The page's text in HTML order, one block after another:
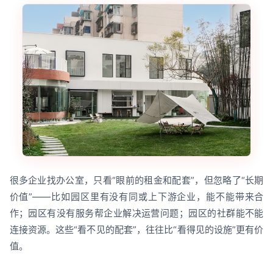
很多企业找办公室，只看“眼前的租金和配套”，但忽略了“长期
价值”——比如园区里有没有同或上下游企业，能不能带来合
作；园区有没有服务帮企业解决运营问题；园区的社群能不能
连接资源。这些“看不见的配套”，往往比“看得见的设施”更有价
值。